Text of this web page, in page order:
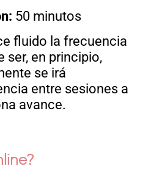
50 minutos
fluido la frecuencia
ser, en principio,
se irá
entre sesiones a
avance.